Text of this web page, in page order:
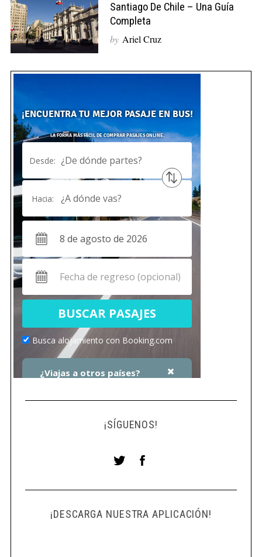
Santiago De Chile – Una Guía
Completa
by Ariel Cruz
¡SÍGUENOS!
¡DESCARGA NUESTRA APLICACIÓN!